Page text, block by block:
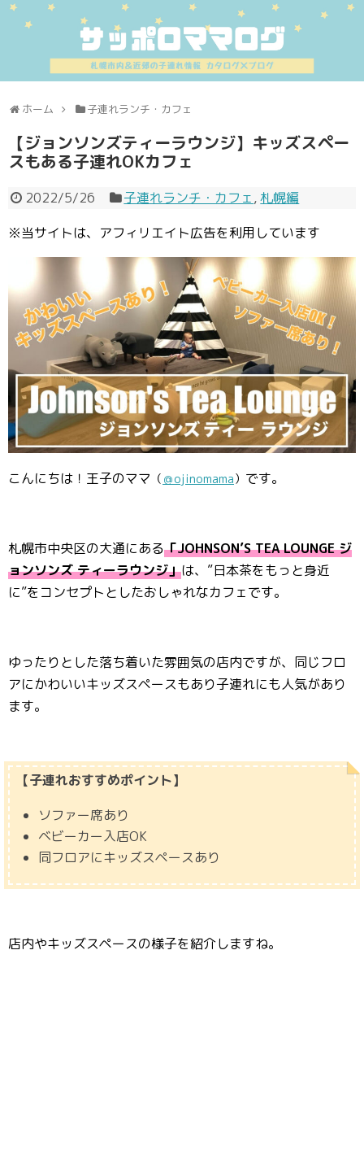
ホーム 子連れランチ・カフェ
【ジョンソンズティーラウンジ】キッズスペー
スもある子連れOKカフェ
2022/5/26 子連れランチ・カフェ,札幌編
※当サイトは、アフィリエイト広告を利用しています
こんにちは！王子のママ （ ＠ojinomama） です。
札幌市中央区の大通にある「JOHNSON’S TEA LOUNGE ジ
ョンソンズ ティーラウンジ」は、”日本茶をもっと身近
に”をコンセプトとしたおしゃれなカフェです。
ゆったりとした落ち着いた雰囲気の店内ですが、同じフロ
アにかわいいキッズスペースもあり子連れにも人気があり
ます。
【子連れおすすめポイント】
ソファー席あり
ベビーカー入店OK
同フロアにキッズスペースあり
店内やキッズスペースの様子を紹介しますね。